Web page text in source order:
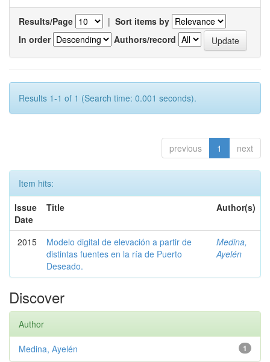
Results/Page | Sort items by
In order
Authors/record
Results 1-1 of 1 (Search time: 0.001 seconds).
previous 1 next
Item hits:
Issue
Date
Title Author(s)
2015
Modelo digital de elevación a partir de
distintas fuentes en la ría de Puerto
Deseado.
Medina,
Ayelén
Discover
Author
1
Medina, Ayelén